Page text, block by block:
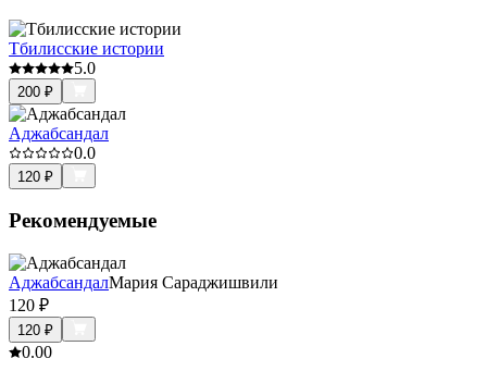
Тбилисские истории
5.0
200 ₽
Аджабсандал
0.0
120 ₽
Рекомендуемые
АджабсандалМария Сараджишвили
120 ₽
120 ₽
0.00